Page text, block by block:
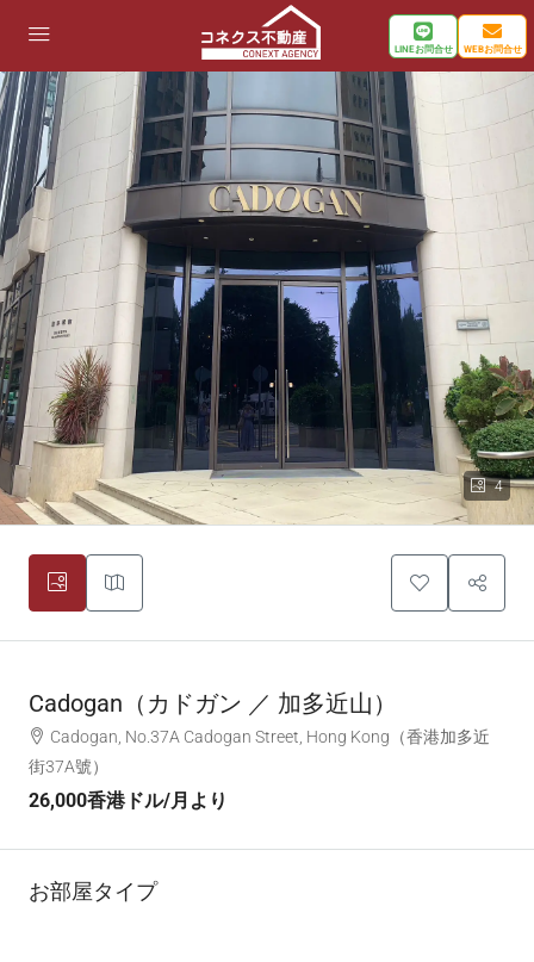
LINEお問合せ WEBお問合せ
4
Cadogan（カドガン ／ 加多近山）
Cadogan, No.37A Cadogan Street, Hong Kong（香港加多近
街37A號）
26,000香港ドル/月より
お部屋タイプ